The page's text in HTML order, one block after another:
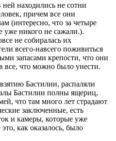
находились не сотни
причем все они
(интересно, что за четыре
уже никого не сажали.).
не собиралась их
всего-навсего поживиться
запасами крепости, что они
все, что можно было унести.
Бастилии, распаляли
Бастилии полны ящериц,
что там много лет страдают
заключенные, есть
и камеры, которые уже
как оказалось, было